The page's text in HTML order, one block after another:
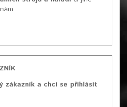
zákazník a chci se přihlásit